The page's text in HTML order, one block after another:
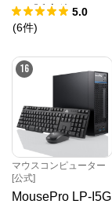
ル / 販売終了）
5.0
(6件)
16
マウスコンピューター
[公式]
MousePro LP-I5G